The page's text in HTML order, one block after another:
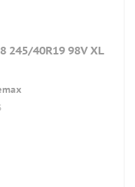
245/40R19 98V XL